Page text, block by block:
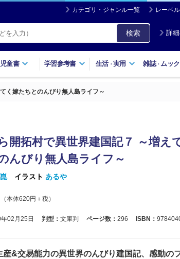
カテゴリ・ジャンル一覧 レーベ
検索 詳
児童書 学習参考書 生活・実用 雑誌・ ムック
く嫁たちとのんびり無人島ライフ～
開拓村で異世界建国記７ ～増え
んびり無人島ライフ～
イラスト あるや
（本体620円＋税）
02月25日 判型： 文庫判 ページ数： 296 ISBN：
産&交易能力の異世界のんびり建国記、感動の